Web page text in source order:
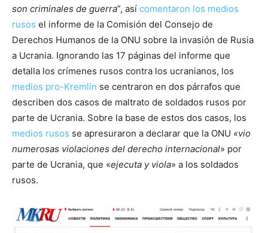
son criminales de guerra”, así comentaron los medios
rusos el informe de la Comisión del Consejo de
Derechos Humanos de la ONU sobre la invasión de Rusia
a Ucrania. Ignorando las 17 páginas del informe que
detalla los crímenes rusos contra los ucranianos, los
medios pro-Kremlin se centraron en dos párrafos que
describen dos casos de maltrato de soldados rusos por
parte de Ucrania. Sobre la base de estos dos casos, los
medios rusos se apresuraron a declarar que la ONU «vio
numerosas violaciones del derecho internacional» por
parte de Ucrania, que «ejecuta y viola» a los soldados
rusos.